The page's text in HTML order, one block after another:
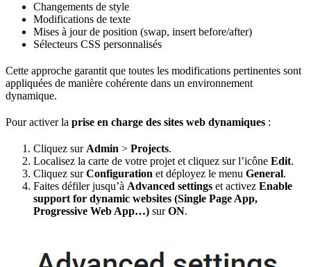
Changements de style
Modifications de texte
Mises à jour de position (swap, insert before/after)
Sélecteurs CSS personnalisés
Cette approche garantit que toutes les modifications pertinentes sont
appliquées de manière cohérente dans un environnement
dynamique.
Pour activer la prise en charge des sites web dynamiques :
Cliquez surAdmin > Projects.
Localisez la carte de votre projet et cliquez sur l’icône Edit.
Cliquez surConfiguration et déployez le menu General.
Faites défiler jusqu’à Advanced settings et activez Enable
support for dynamic websites (Single Page App,
Progressive Web App…) surON.